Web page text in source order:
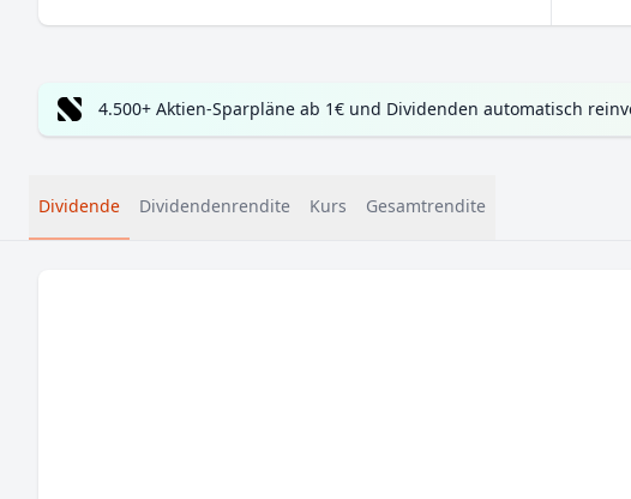
4.500+ Aktien-Sparpläne ab 1€ und Dividenden automatisch
Dividende Dividendenrendite Kurs Gesamtrendite